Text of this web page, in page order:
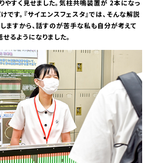
やすく見せました。気柱共鳴装置が 2本になっ
す。『サイエンスフェスタ』では、そんな解説
ますから、話すのが苦手な私も自分が考えて
るようになりました。